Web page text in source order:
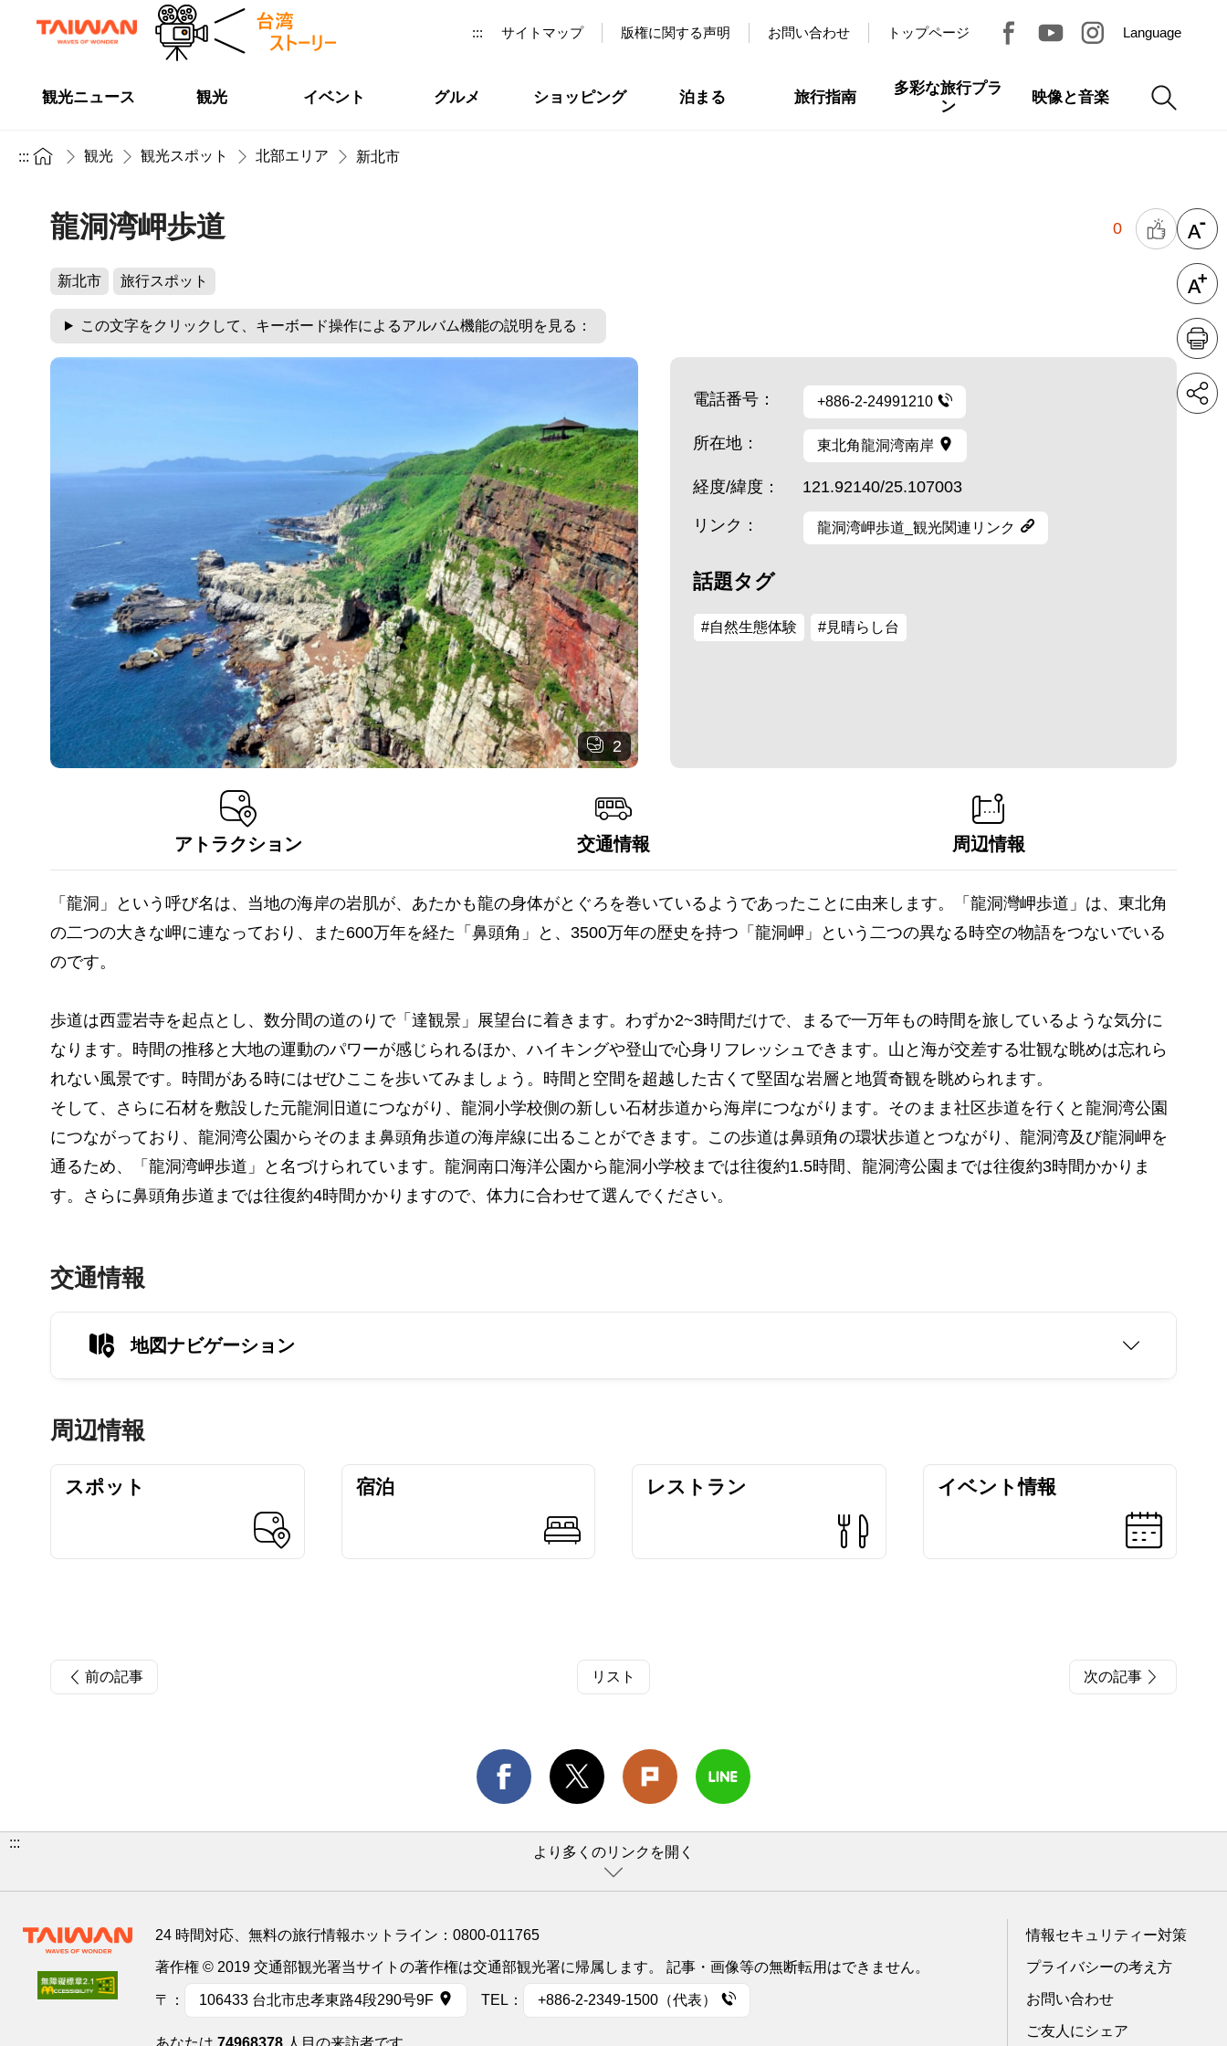
::: サイトマップ 版権に関する声明 お問い合わせ トップページ Language
観光ニュース 観光 イベント グルメ ショッピング 泊まる 旅行指南
多彩な旅行プラ
ン
映像と音楽
::: 観光 観光スポット 北部エリア 新北市
龍洞湾岬歩道 0
新北市 旅行スポット
この文字をクリックして、キーボード操作によるアルバム機能の説明を見る：
2
電話番号： +886-2-24991210
所在地： 東北角龍洞湾南岸
経度/緯度： 121.92140/25.107003
リンク： 龍洞湾岬歩道_観光関連リンク
話題タグ
#自然生態体験 #見晴らし台
アトラクション 交通情報 周辺情報
「龍洞」という呼び名は、当地の海岸の岩肌が、あたかも龍の身体がとぐろを巻いているようであったことに由来します。「龍洞灣岬歩道」は、東北角
の二つの大きな岬に連なっており、また600万年を経た「鼻頭角」と、3500万年の歴史を持つ「龍洞岬」という二つの異なる時空の物語をつないでいる
のです。
歩道は西霊岩寺を起点とし、数分間の道のりで「達観景」展望台に着きます。わずか2~3時間だけで、まるで一万年もの時間を旅しているような気分に
なります。時間の推移と大地の運動のパワーが感じられるほか、ハイキングや登山で心身リフレッシュできます。山と海が交差する壮観な眺めは忘れら
れない風景です。時間がある時にはぜひここを歩いてみましょう。時間と空間を超越した古くて堅固な岩層と地質奇観を眺められます。
そして、さらに石材を敷設した元龍洞旧道につながり、龍洞小学校側の新しい石材歩道から海岸につながります。そのまま社区歩道を行くと龍洞湾公園
につながっており、龍洞湾公園からそのまま鼻頭角歩道の海岸線に出ることができます。この歩道は鼻頭角の環状歩道とつながり、龍洞湾及び龍洞岬を
通るため、「龍洞湾岬歩道」と名づけられています。龍洞南口海洋公園から龍洞小学校までは往復約1.5時間、龍洞湾公園までは往復約3時間かかりま
す。さらに鼻頭角歩道までは往復約4時間かかりますので、体力に合わせて選んでください。
交通情報
地図ナビゲーション
周辺情報
スポット 宿泊 レストラン イベント情報
前の記事 リスト 次の記事
:::
より多くのリンクを開く
24 時間対応、無料の旅行情報ホットライン： 0800-011765
著作権 © 2019 交通部観光署当サイトの著作権は交通部観光署に帰属します。 記事・画像等の無断転用はできません。
〒： 106433 台北市忠孝東路4段290号9F TEL： +886-2-2349-1500（代表）
あなたは 74968378 人目の来訪者です
情報セキュリティー対策
プライバシーの考え方
お問い合わせ
ご友人にシェア